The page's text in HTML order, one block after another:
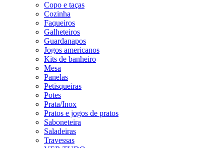
Copo e taças
Cozinha
Faqueiros
Galheteiros
Guardanapos
Jogos americanos
Kits de banheiro
Mesa
Panelas
Petisqueiras
Potes
Prata/Inox
Pratos e jogos de pratos
Saboneteira
Saladeiras
Travessas